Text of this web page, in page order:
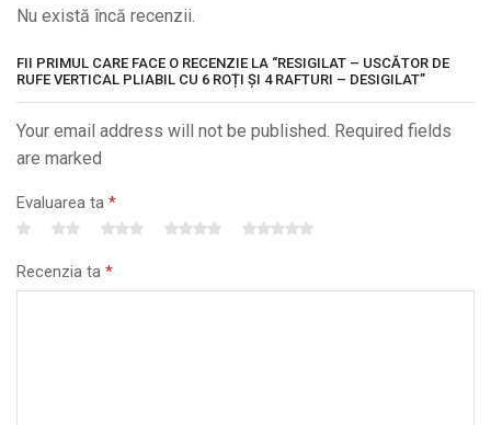
Nu există încă recenzii.
FII PRIMUL CARE FACE O RECENZIE LA “RESIGILAT – USCĂTOR DE
RUFE VERTICAL PLIABIL CU 6 ROȚI ȘI 4 RAFTURI – DESIGILAT”
Your email address will not be published. Required fields
are marked
Evaluarea ta *
Recenzia ta *